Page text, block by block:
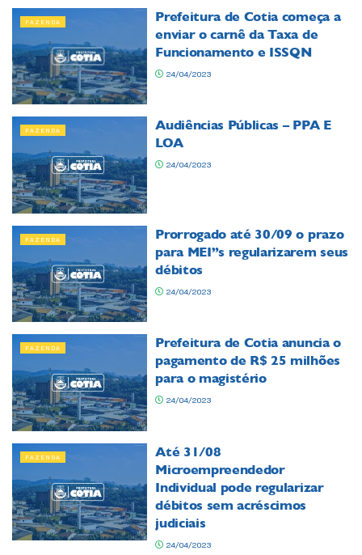
FAZENDA
Prefeitura de Cotia começa a
enviar o carnê da Taxa de
Funcionamento e ISSQN
24/04/2023
FAZENDA
Audiências Públicas – PPA E
LOA
24/04/2023
FAZENDA
Prorrogado até 30/09 o prazo
para MEI”s regularizarem seus
débitos
24/04/2023
FAZENDA
Prefeitura de Cotia anuncia o
pagamento de R$ 25 milhões
para o magistério
24/04/2023
FAZENDA
Até 31/08
Microempreendedor
Individual pode regularizar
débitos sem acréscimos
judiciais
24/04/2023